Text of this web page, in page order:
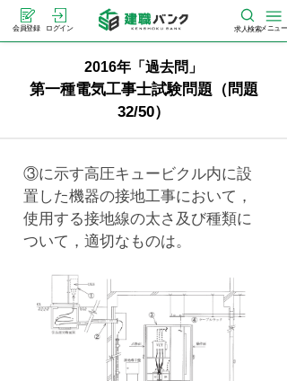
会員登録 ログイン 求人検索メニュー
2016年「過去問」
第一種電気工事士試験問題（問題
32/50）
③に示す高圧キュービクル内に設
置した機器の接地工事において，
使用する接地線の太さ及び種類に
ついて，適切なものは。